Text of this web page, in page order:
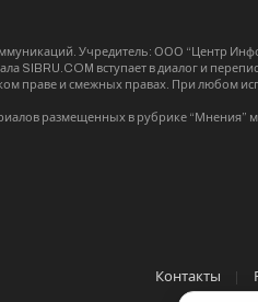
Учредитель: ООО “Центр
SIBRU.COM вступает в диалог и
праве и смежных правах. При любом
размещенных в рубрике “Мнения”
Контакты